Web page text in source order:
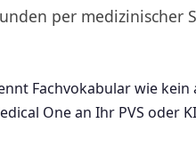
per medizinischer
Fachvokabular wie kein
One an Ihr PVS oder